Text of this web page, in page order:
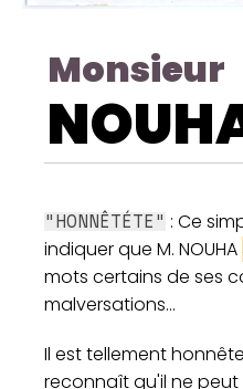
Monsieur
"HONNÊTÉTE" : Ce
indiquer que M. NOUHA
mots certains de ses
malversations...
Il est tellement
reconnaît qu'il ne